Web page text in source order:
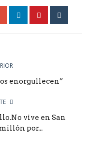
enorgullecen”
vive en San
por...